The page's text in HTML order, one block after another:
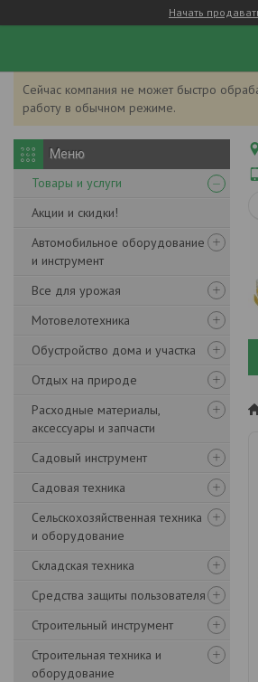
Начать
Сейчас компания не может быстро
работу в обычном режиме.
Товары и услуги
Акции и скидки!
Автомобильное оборудование
и инструмент
Все для урожая
Мотовелотехника
Обустройство дома и участка
Отдых на природе
Расходные материалы,
аксессуары и запчасти
Садовый инструмент
Садовая техника
Сельскохозяйственная техника
и оборудование
Складская техника
Средства защиты пользователя
Строительный инструмент
Строительная техника и
оборудование